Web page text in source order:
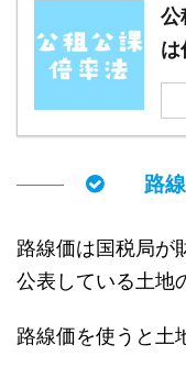
公
は
路
路線価は国税局が
公表している土地
路線価を使うと土